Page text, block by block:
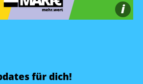
i
für dich!